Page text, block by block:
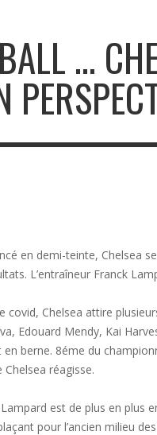
…
en demi-teinte, Chelsea
L’entraîneur Franck
Chelsea attire
Edouard Mendy, Kai
berne. 8éme du
réagisse.
est de plus en plus
pour l’ancien milieu